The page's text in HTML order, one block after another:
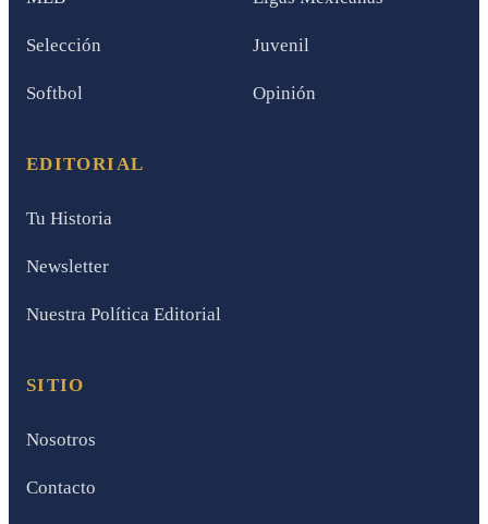
Selección Juvenil
Softbol Opinión
EDITORIAL
Tu Historia
Newsletter
Nuestra Política Editorial
SITIO
Nosotros
Contacto